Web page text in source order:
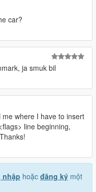
car?
ja smuk bil
where I have to insert
line beginning,
nhập hoặc đăng ký một